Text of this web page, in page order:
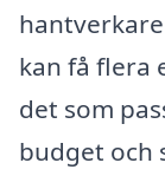
kan få flera
det som
budget och